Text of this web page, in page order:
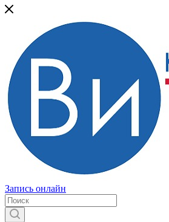
Запись онлайн